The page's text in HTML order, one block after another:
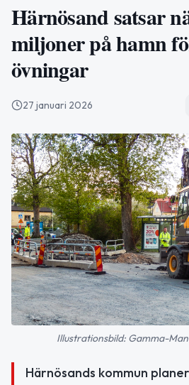
Härnösand satsar
miljoner på hamn
övningar
27 januari 2026
Illustrationsbild: Gamma-
Härnösands kommun